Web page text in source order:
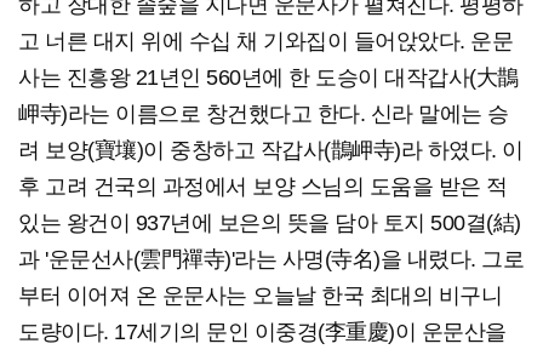
하고 장대한 솔숲을 지나면 운문사가 펼쳐진다. 평평하
고 너른 대지 위에 수십 채 기와집이 들어앉았다. 운문
사는 진흥왕 21년인 560년에 한 도승이 대작갑사(大鵲
岬寺)라는 이름으로 창건했다고 한다. 신라 말에는 승
려 보양(寶壤)이 중창하고 작갑사(鵲岬寺)라 하였다. 이
후 고려 건국의 과정에서 보양 스님의 도움을 받은 적
있는 왕건이 937년에 보은의 뜻을 담아 토지 500결(結)
과 '운문선사(雲門禪寺)'라는 사명(寺名)을 내렸다. 그로
부터 이어져 온 운문사는 오늘날 한국 최대의 비구니
도량이다. 17세기의 문인 이중경(李重慶)이 운문산을